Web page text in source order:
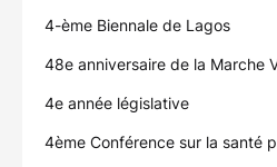
4-ème Biennale de Lagos
48e anniversaire de la Marche
4e année législative
4ème Conférence sur la santé